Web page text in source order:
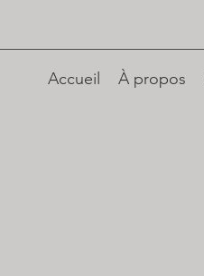
Accueil À propos